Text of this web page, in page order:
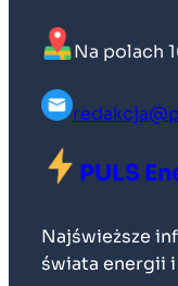
Na polach
PULS
Najświeższe
świata energii